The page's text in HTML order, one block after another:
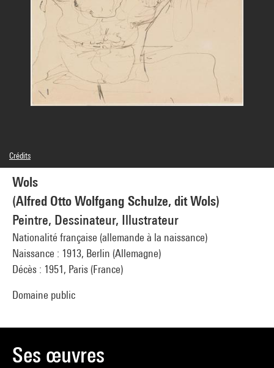
Wols
(Alfred Otto Wolfgang Schulze, dit Wols)
Peintre, Dessinateur, Illustrateur
Nationalité française (allemande à la naissance)
Naissance : 1913, Berlin (Allemagne)
Décès : 1951, Paris (France)
Domaine public
Crédits
Domaine public
Crédit photographique : Centre Pompidou, MNAM-CCI/Georges Meguerditchian/Dist.
Réf. image : 4N59108
Diffusion image :GrandPalaisRmnPhoto
Ses œuvres